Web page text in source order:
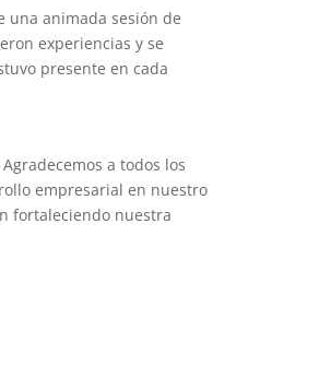
una animada sesión de
experiencias y se
presente en cada
a todos los
empresarial en nuestro
fortaleciendo nuestra